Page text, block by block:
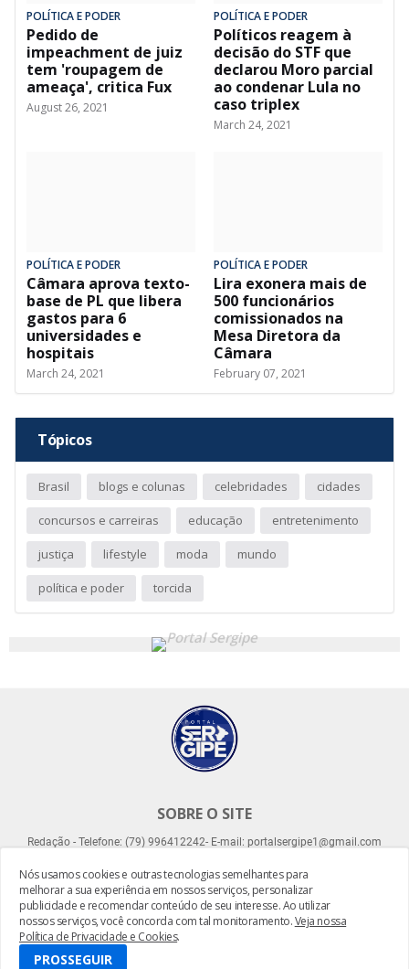
POLÍTICA E PODER
Pedido de
impeachment de juiz
tem 'roupagem de
ameaça', critica Fux
August 26, 2021
POLÍTICA E PODER
Políticos reagem à
decisão do STF que
declarou Moro parcial
ao condenar Lula no
caso triplex
March 24, 2021
POLÍTICA E PODER
Câmara aprova texto-
base de PL que libera
gastos para 6
universidades e
hospitais
March 24, 2021
POLÍTICA E PODER
Lira exonera mais de
500 funcionários
comissionados na
Mesa Diretora da
Câmara
February 07, 2021
Tópicos
Brasil blogs e colunas celebridades cidades
concursos e carreiras educação entretenimento
justiça lifestyle moda mundo
política e poder torcida
SOBRE O SITE
Redação - Telefone: (79) 996412242- E-mail: portalsergipe1@gmail.com
Desenvolvido por -
Home
Nós usamos cookies e outras tecnologias semelhantes para
melhorar a sua experiência em nossos serviços, personalizar
publicidade e recomendar conteúdo de seu interesse. Ao utilizar
nossos serviços, você concorda com tal monitoramento.Veja nossa
Política de Privacidade e Cookies.
PROSSEGUIR